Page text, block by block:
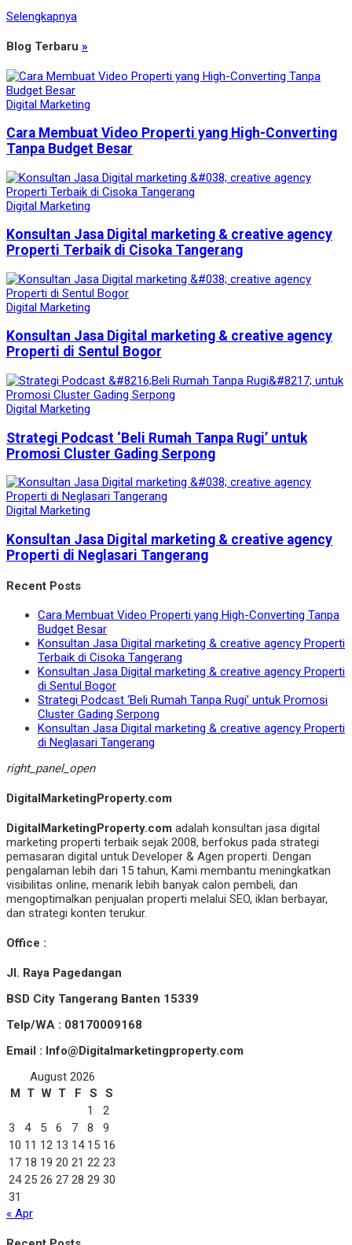
Selengkapnya
Blog Terbaru »
Digital Marketing
Cara Membuat Video Properti yang High-Converting
Tanpa Budget Besar
Digital Marketing
Konsultan Jasa Digital marketing & creative agency
Properti Terbaik di Cisoka Tangerang
Digital Marketing
Konsultan Jasa Digital marketing & creative agency
Properti di Sentul Bogor
Digital Marketing
Strategi Podcast ‘Beli Rumah Tanpa Rugi’ untuk
Promosi Cluster Gading Serpong
Digital Marketing
Konsultan Jasa Digital marketing & creative agency
Properti di Neglasari Tangerang
Recent Posts
Cara Membuat Video Properti yang High-Converting Tanpa
Budget Besar
Konsultan Jasa Digital marketing & creative agency Properti
Terbaik di Cisoka Tangerang
Konsultan Jasa Digital marketing & creative agency Properti
di Sentul Bogor
Strategi Podcast ‘Beli Rumah Tanpa Rugi’ untuk Promosi
Cluster Gading Serpong
Konsultan Jasa Digital marketing & creative agency Properti
di Neglasari Tangerang
right_panel_open
DigitalMarketingProperty.com
DigitalMarketingProperty.com adalah konsultan jasa digital
marketing properti terbaik sejak 2008, berfokus pada strategi
pemasaran digital untuk Developer & Agen properti. Dengan
pengalaman lebih dari 15 tahun, Kami membantu meningkatkan
visibilitas online, menarik lebih banyak calon pembeli, dan
mengoptimalkan penjualan properti melalui SEO, iklan berbayar,
dan strategi konten terukur.
Office :
Jl. Raya Pagedangan
BSD City Tangerang Banten 15339
Telp/WA : 08170009168
Email : Info@Digitalmarketingproperty.com
August 2026
M T W T F S
S
1
2
3
4 5 6 7 8
9
10 11 12 13 14 15 16
17 18 19 20 21 22 23
24 25 26 27 28 29 30
31
« Apr